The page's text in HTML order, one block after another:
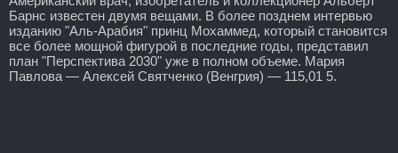
Барнс известен двумя вещами. В более позднем интервью
изданию "Аль-Арабия" принц Мохаммед, который становится
все более мощной фигурой в последние годы, представил
план "Перспектива 2030" уже в полном объеме. Мария
Павлова — Алексей Святченко (Венгрия) — 115,01 5.